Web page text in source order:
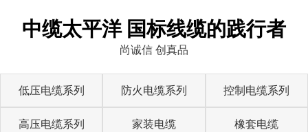
中缆太平洋 国标线缆的践行者
尚诚信 创真品
低压电缆系列 防火电缆系列 控制电缆系列
高压电缆系列 家装电缆 橡套电缆